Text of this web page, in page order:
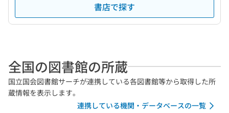
書店で探す
全国の図書館の所蔵
国立国会図書館サーチが連携している各図書館等から取得した所
蔵情報を表示します。
連携している機関・データベースの一覧